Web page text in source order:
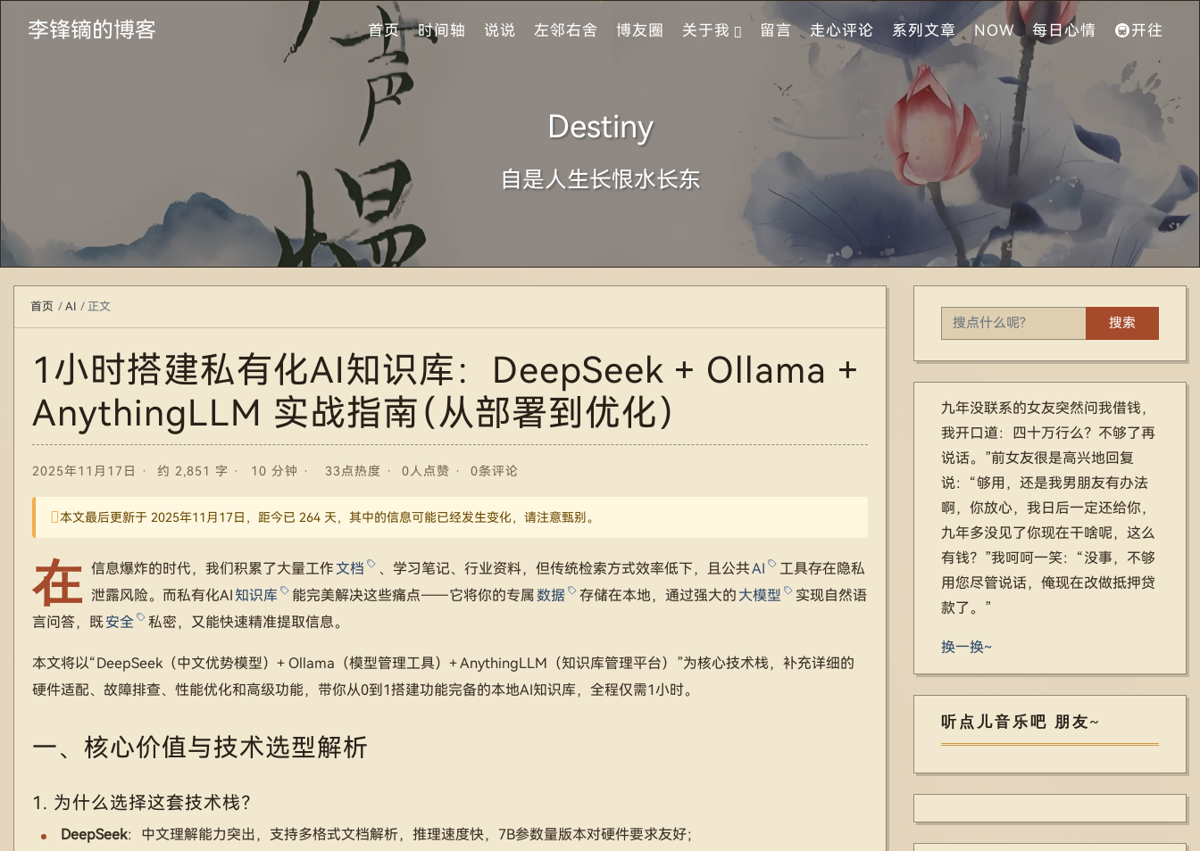
李锋镝的博客 首页 时间轴 说说 左邻右舍 博友圈 关于我 留言 走心评论 系列文章 NOW 每日心情 🚇开往
Destiny
自是人生长恨水长东
首页 AI 正文
1小时搭建私有化AI知识库：DeepSeek + Ollama +
AnythingLLM 实战指南（从部署到优化）
2025年11月17日 约 2,851 字 10 分钟 33点热度 0人点赞 0条评论
本文最后更新于 2025年11月17日，距今已 264 天，其中的信息可能已经发生变化，请注意甄别。
在 信息爆炸的时代，我们积累了大量工作 文档 、学习笔记、行业资料，但传统检索方式效率低下，且公共AI
工具存在隐私
泄露风险。而私有化AI 知识库 能完美解决这些痛点——它将你的专属数据 存储在本地，通过强大的 大模型
实现自然语
言问答，既安全 私密，又能快速精准提取信息。
本文将以“DeepSeek（中文优势模型）+ Ollama（模型管理工具）+ AnythingLLM（知识库管理平台）”为核心技术栈，补充详细的
硬件适配、故障排查、性能优化和高级功能，带你从0到1搭建功能完备的本地AI知识库，全程仅需1小时。
一、核心价值与技术选型解析
1. 为什么选择这套技术栈？
DeepSeek：中文理解能力突出，支持多格式文档解析，推理速度快，7B参数量版本对硬件要求友好；
搜索
九年没联系的女友突然问我借钱，
我开口道：四十万行么？不够了再
说话。”前女友很是高兴地回复
说：“够用，还是我男朋友有办法
啊，你放心，我日后一定还给你，
九年多没见了你现在干啥呢，这么
有钱？”我呵呵一笑：“没事，不够
用您尽管说话，俺现在改做抵押贷
款了。”
换一换~
听点儿音乐吧 朋友~